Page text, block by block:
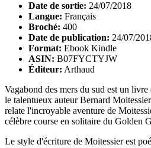
Date de sortie: 24/07/2018
Langue: Français
Broché: 400
Date de publication: 24/07/
Format: Ebook Kindle
ASIN: B07FYCTYJW
Éditeur: Arthaud
Vagabond des mers du sud est un
le talentueux auteur Bernard
relate l'incroyable aventure de
célèbre course en solitaire du Golden
Le style d'écriture de Moitessier est